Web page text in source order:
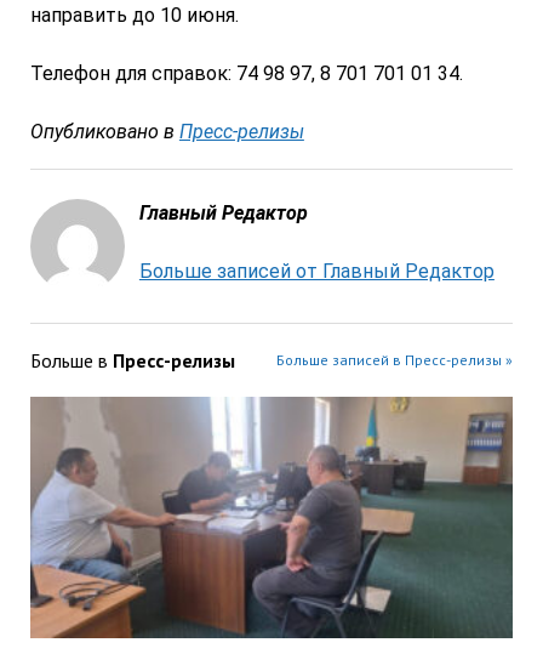
направить до 10 июня.
Телефон для справок: 74 98 97, 8 701 701 01 34.
Опубликовано в Пресс-релизы
Главный Редактор
Больше записей от Главный Редактор
Больше в Пресс-релизы Больше записей в Пресс-релизы »